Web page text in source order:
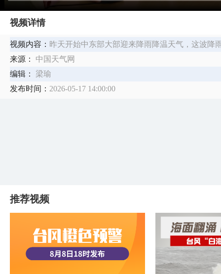
视频详情
视频内容： 昨天开始中东部大部迎来降雨降温天气，这波降
来源：
中国天气网
编辑：
梁瑜
发布时间： 2026-05-17 14:00:00
推荐视频